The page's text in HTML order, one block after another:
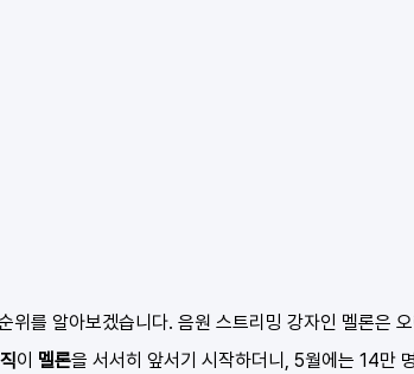
를 알아보겠습니다. 음원 스트리밍 강자인 멜론은
이 멜론을 서서히 앞서기 시작하더니, 5월에는 14만